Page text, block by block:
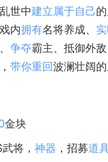
世中建立属于自己
内拥有名将养成、
争夺霸主、抵御外敌
带你重回波澜壮阔的
金块
将， 神器 ，招募道